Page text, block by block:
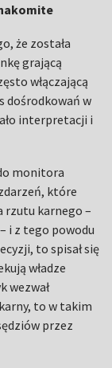
że została
grającą
włączającą
dośrodkowań w
interpretacji i
monitora
które
rzutu karnego –
i z tego powodu
to spisał się
władze
wezwał
to w takim
przez